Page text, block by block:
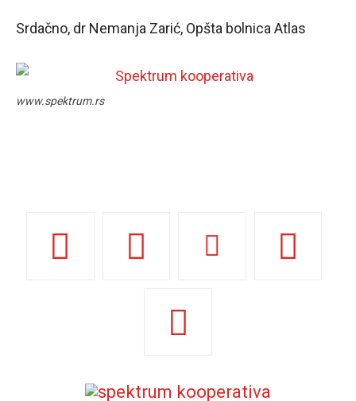
Srdačno, dr Nemanja Zarić, Opšta bolnica Atlas
www.spektrum.rs